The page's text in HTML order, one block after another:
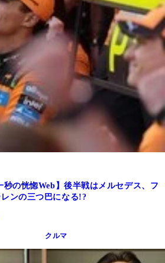
秒の恍惚Web】後半戦はメルセデス、フ
ンの三つ巴になる!?
クルマ